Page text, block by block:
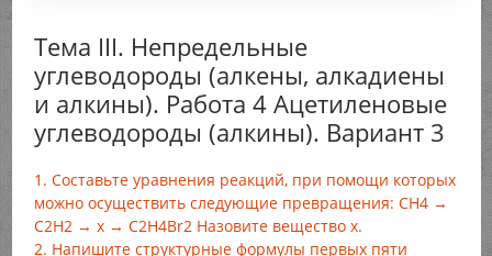
Тема III. Непредельные
углеводороды (алкены, алкадиены
и алкины). Работа 4 Ацетиленовые
углеводороды (алкины). Вариант 3
1. Составьте уравнения реакций, при помощи которых
можно осуществить следующие превращения: СН4 →
С2Н2 → х → С2Н4Br2 Назовите вещество x.
2. Напишите структурные формулы первых пяти